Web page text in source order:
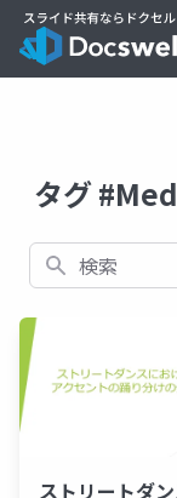
タグ
検索
ストリートダ